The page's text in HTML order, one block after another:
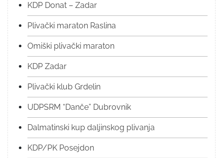
KDP Donat – Zadar
Plivački maraton Raslina
Omiški plivački maraton
KDP Zadar
Plivački klub Grdelin
UDPSRM “Danče” Dubrovnik
Dalmatinski kup daljinskog plivanja
KDP/PK Posejdon